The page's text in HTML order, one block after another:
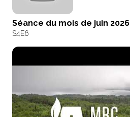
Séance du mois de juin 2026
S4E6